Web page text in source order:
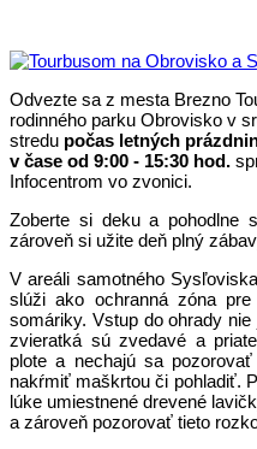
Odvezte sa z mesta Brezno
rodinného parku Obrovisko v
stredu počas letných
v čase od 9:00 - 15:30 hod.
Infocentrom vo zvonici.
Zoberte si deku a pohodlne
zároveň si užite deň plný
V areáli samotného
slúži ako ochranná zóna
somáriky. Vstup do ohrady
zvieratká sú zvedavé a
plote a nechajú sa
nakŕmiť maškrtou či pohladiť.
lúke umiestnené drevené
a zároveň pozorovať tieto